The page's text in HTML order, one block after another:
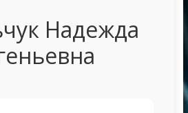
Надежда